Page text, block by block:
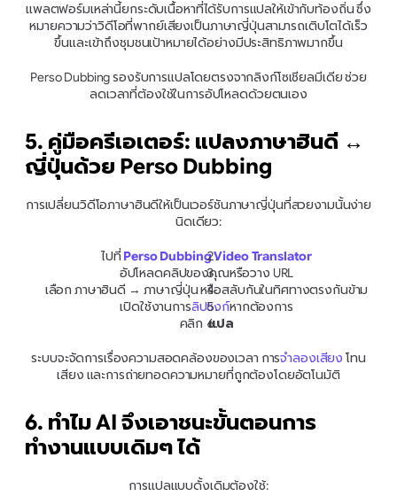
แพลตฟอร์มเหล่านี้ยกระดับเนื้อหาที่ได้รับการแปลให้เข้ากับท้องถิ่น ซึ่ง
หมายความว่าวิดีโอที่พากย์เสียงเป็นภาษาญี่ปุ่นสามารถเติบโตได้เร็ว
ขึ้นและเข้าถึงชุมชนเป้าหมายได้อย่างมีประสิทธิภาพมากขึ้น
Perso Dubbing รองรับการแปลโดยตรงจากลิงก์โซเชียลมีเดีย ช่วย
ลดเวลาที่ต้องใช้ในการอัปโหลดด้วยตนเอง
5. คู่มือครีเอเตอร์: แปลงภาษาฮินดี ↔
ญี่ปุ่นด้วย Perso Dubbing
การเปลี่ยนวิดีโอภาษาฮินดีให้เป็นเวอร์ชันภาษาญี่ปุ่นที่สวยงามนั้นง่าย
นิดเดียว:
ไปที่ Perso Dubbing Video Translator
อัปโหลดคลิปของคุณหรือวาง URL
เลือก ภาษาฮินดี → ภาษาญี่ปุ่น หรือสลับกันในทิศทางตรงกันข้าม
เปิดใช้งานการลิปซิงก์หากต้องการ
คลิก แปล
ระบบจะจัดการเรื่องความสอดคล้องของเวลา การจำลองเสียง โทน
เสียง และการถ่ายทอดความหมายที่ถูกต้องโดยอัตโนมัติ
6. ทำไม AI จึงเอาชนะขั้นตอนการ
ทำงานแบบเดิมๆ ได้
การแปลแบบดั้งเดิมต้องใช้: